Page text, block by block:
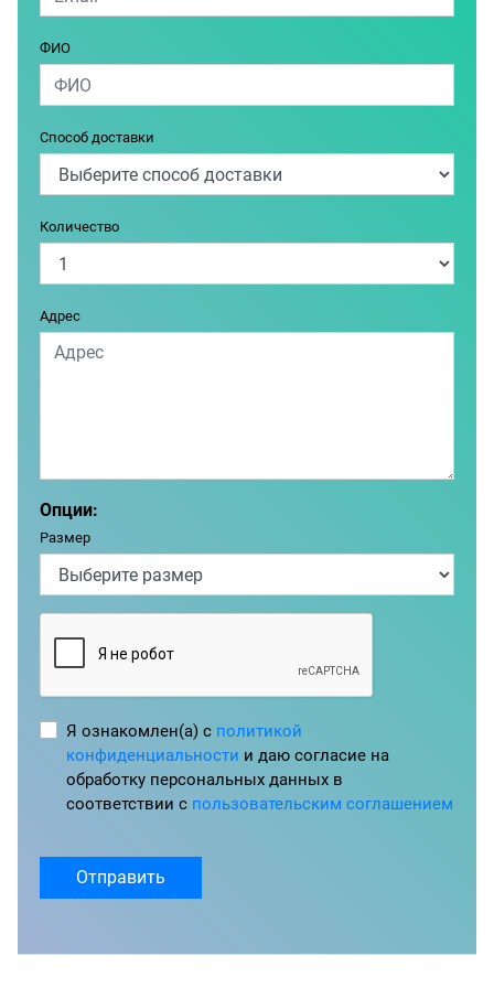
ФИО
Способ доставки
Количество
Адрес
Опции:
Размер
Я ознакомлен(а) с политикой
конфиденциальности и даю согласие на
обработку персональных данных в
соответствии с пользовательским соглашением
Отправить